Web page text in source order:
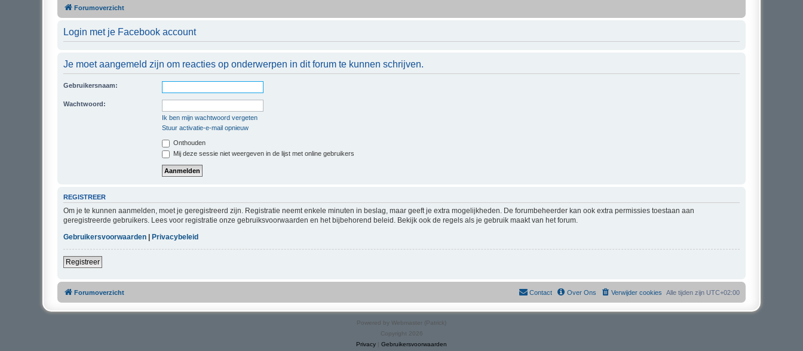
Forumoverzicht
Login met je Facebook account
Je moet aangemeld zijn om reacties op onderwerpen in dit forum te kunnen schrijven.
Gebruikersnaam:
Wachtwoord:
Ik ben mijn wachtwoord vergeten
Stuur activatie-e-mail opnieuw
Onthouden
Mij deze sessie niet weergeven in de lijst met online gebruikers
REGISTREER
Om je te kunnen aanmelden, moet je geregistreerd zijn. Registratie neemt enkele minuten in beslag, maar geeft je extra mogelijkheden. De forumbeheerder kan ook extra permissies toestaan aan
geregistreerde gebruikers. Lees voor registratie onze gebruiksvoorwaarden en het bijbehorend beleid. Bekijk ook de regels als je gebruik maakt van het forum.
Gebruikersvoorwaarden
Privacybeleid
Registreer
Forumoverzicht Alle tijden zijn UTC+02:00
Verwijder cookies
Over Ons
Contact
Powered by Webmaster (Patrick)
Copyright 2026
Privacy | Gebruikersvoorwaarden